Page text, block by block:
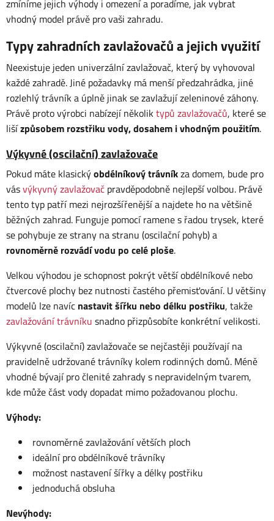
zmíníme jejich výhody i omezení a poradíme, jak vybrat
vhodný model právě pro vaši zahradu.
Typy zahradních zavlažovačů a jejich využití
Neexistuje jeden univerzální zavlažovač, který by vyhovoval
každé zahradě. Jiné požadavky má menší předzahrádka, jiné
rozlehlý trávník a úplně jinak se zavlažují zeleninové záhony.
Právě proto výrobci nabízejí několiktypů zavlažovačů, které se
lišízpůsobem rozstřiku vody, dosahem i vhodným použitím.
Výkyvné (oscilační) zavlažovače
Pokud máte klasickýobdélníkový trávníkza domem, bude pro
vásvýkyvný zavlažovač pravděpodobně nejlepší volbou. Právě
tento typ patří mezi nejrozšířenější a najdete ho na většině
běžných zahrad. Funguje pomocí ramene s řadou trysek, které
se pohybuje ze strany na stranu (oscilační pohyb) a
rovnoměrně rozvádí vodu po celé ploše.
Velkou výhodou je schopnost pokrýt větší obdélníkové nebo
čtvercové plochy bez nutnosti častého přemisťování. U většiny
modelů lze navíc nastavit šířku nebo délku postřiku, takže
zavlažování trávníku snadno přizpůsobíte konkrétní velikosti.
Výkyvné (oscilační) zavlažovače se nejčastěji používají na
pravidelně udržované trávníky kolem rodinných domů. Méně
vhodné bývají pro členité zahrady s nepravidelným tvarem,
kde může část vody dopadat mimo požadovanou plochu.
Výhody:
rovnoměrné zavlažování větších ploch
ideální pro obdélníkové trávníky
možnost nastavení šířky a délky postřiku
jednoduchá obsluha
Nevýhody: